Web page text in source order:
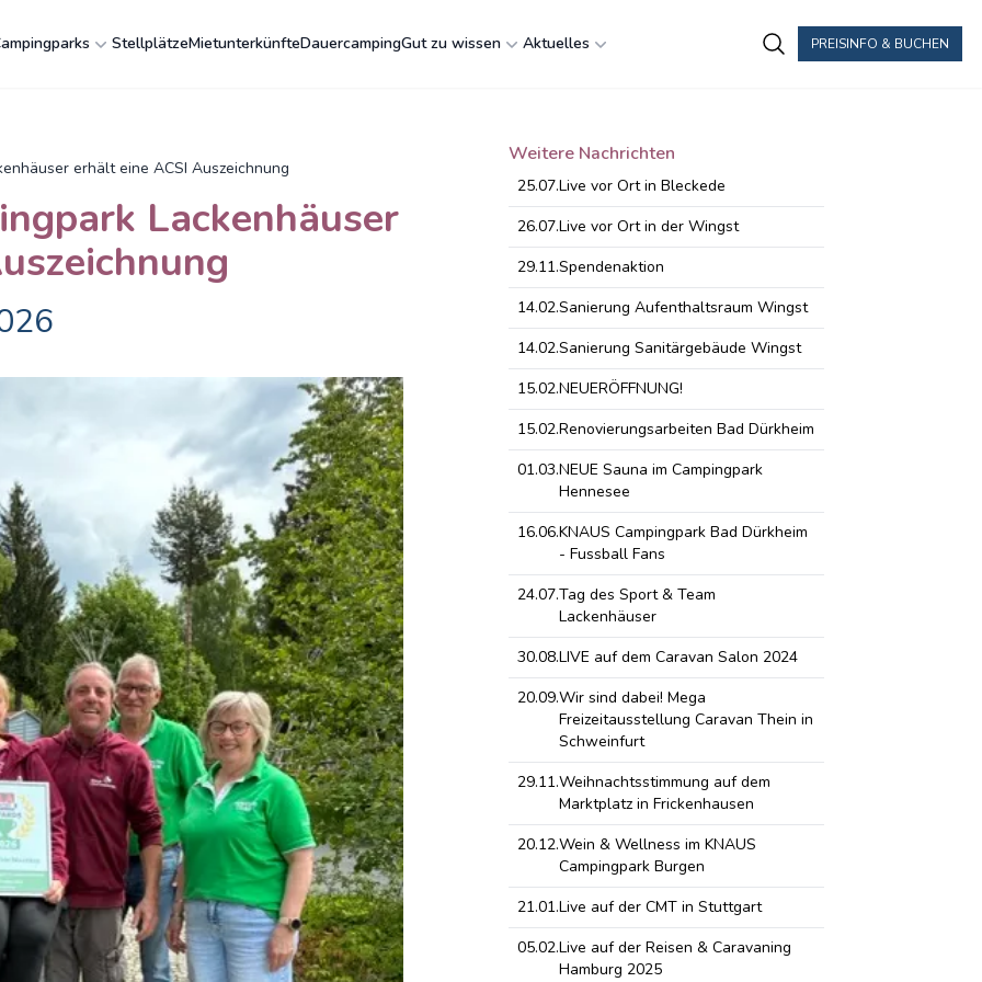
PREISINFO & BUCHEN
StellplätzeMietunterkünfteDauercampingGut zu wissen Aktuelles
erhält eine ACSI Auszeichnung
Lackenhäuser
Weitere Nachrichten
25.07.Live vor Ort in Bleckede
26.07.Live vor Ort in der Wingst
29.11.Spendenaktion
14.02.Sanierung Aufenthaltsraum Wingst
14.02.Sanierung Sanitärgebäude Wingst
15.02.NEUERÖFFNUNG!
15.02.Renovierungsarbeiten Bad Dürkheim
01.03.NEUE Sauna im Campingpark
Hennesee
16.06.KNAUS Campingpark Bad Dürkheim
- Fussball Fans
24.07.Tag des Sport & Team
Lackenhäuser
30.08.LIVE auf dem Caravan Salon 2024
20.09.Wir sind dabei! Mega
Freizeitausstellung Caravan Thein in
Schweinfurt
29.11.Weihnachtsstimmung auf dem
Marktplatz in Frickenhausen
20.12.Wein & Wellness im KNAUS
Campingpark Burgen
21.01.Live auf der CMT in Stuttgart
05.02.Live auf der Reisen & Caravaning
Hamburg 2025